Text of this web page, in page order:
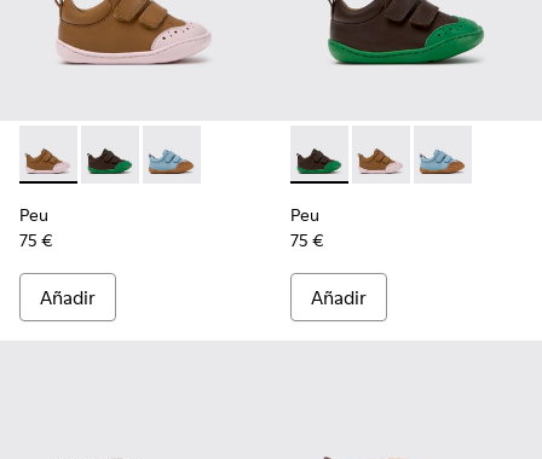
Peu - K800708-003 - Zapatos marrones de piel para niños.
Peu - K800708-004 - Zapatos de piel marrones para
Peu - K800708-002 - Zapatos azules de piel
Peu
75 €
Añadir
Peu - K800708-004 -
Peu - K800708-003
Peu -
Peu
75 €
Añadir